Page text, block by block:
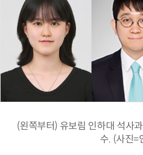
(왼쪽부터) 유보림 인하대 석사
수. (사진=